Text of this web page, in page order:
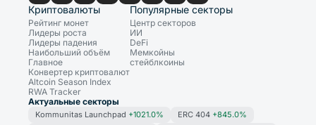
Криптовалюты
Рейтинг монет
Лидеры роста
Лидеры падения
Наибольший объём
Главное
Конвертер криптовалют
Altcoin Season Index
RWA Tracker
Популярные секторы
Центр секторов
ИИ
DeFi
Мемкойны
стейблкоины
Актуальные секторы
Kommunitas Launchpad +1021.0% ERC 404 +845.0%